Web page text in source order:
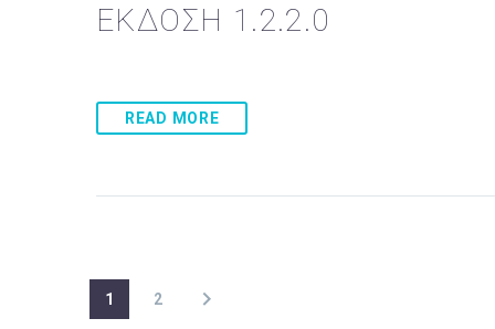
ΕΚΔΟΣΗ 1.2.2.0
READ MORE
1 2